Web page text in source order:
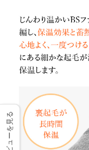
レビューを見る